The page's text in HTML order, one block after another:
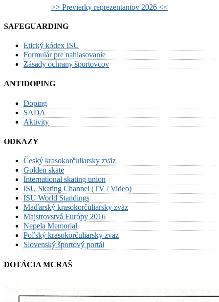
>> Previerky reprezentantov 2026 <<
SAFEGUARDING
Etický kódex ISU
Formulár pre nahlasovanie
Zásady ochrany športovcov
ANTIDOPING
Doping
SADA
Aktivity
ODKAZY
Český krasokorčuliarsky zväz
Golden skate
International skating union
ISU Skating Channel (TV / Video)
ISU World Standings
Maďarský krasokorčuliarsky zväz
Majstrovstvá Európy 2016
Nepela Memorial
Poľský krasokorčuliarsky zväz
Slovenský športový portál
DOTÁCIA MCRAŠ